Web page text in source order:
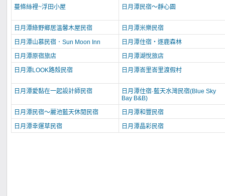
蔓條絲裡~浮田小屋
日月潭民宿～靜心園
日月潭綠野鄉居溫馨木屋民宿
日月潭米樂民宿
日月潭山慕民宿．Sun Moon Inn
日月潭住宿‧逐鹿森林
日月潭原宿旅店
日月潭湖悅旅店
日月潭LOOK路殼民宿
日月潭峇里峇里渡假村
日月潭愛黏在一起設計師民宿
日月潭住宿·藍天水灣民宿(Blue Sky
Bay B&B)
日月潭民宿～麗池藍天休閒民宿
日月潭和豐民宿
日月潭幸運草民宿
日月潭晶彩民宿